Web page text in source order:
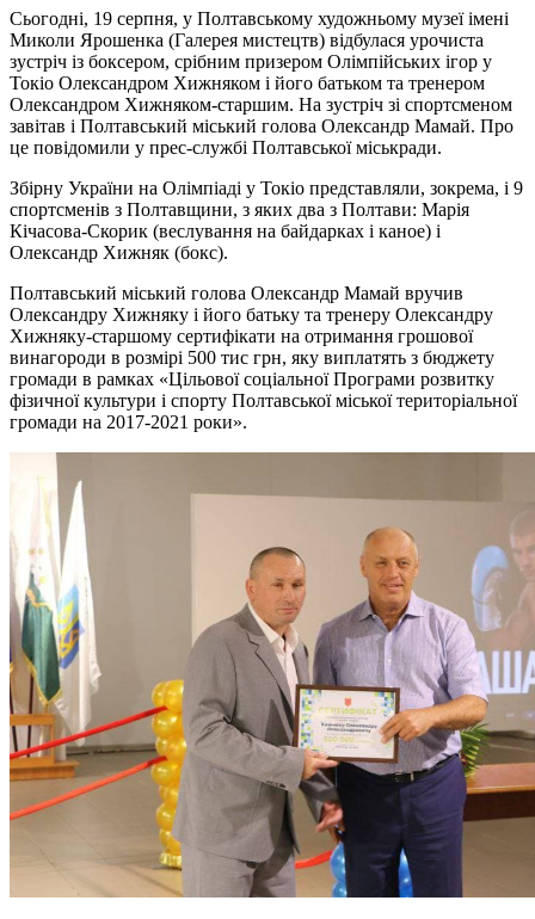
Сьогодні, 19 серпня, у Полтавському художньому музеї імені
Миколи Ярошенка (Галерея мистецтв) відбулася урочиста
зустріч із боксером, срібним призером Олімпійських ігор у
Токіо Олександром Хижняком і його батьком та тренером
Олександром Хижняком-старшим. На зустріч зі спортсменом
завітав і Полтавський міський голова Олександр Мамай. Про
це повідомили у прес-службі Полтавської міськради.
Збірну України на Олімпіаді у Токіо представляли, зокрема, і 9
спортсменів з Полтавщини, з яких два з Полтави: Марія
Кічасова-Скорик (веслування на байдарках і каное) і
Олександр Хижняк (бокс).
Полтавський міський голова Олександр Мамай вручив
Олександру Хижняку і його батьку та тренеру Олександру
Хижняку-старшому сертифікати на отримання грошової
винагороди в розмірі 500 тис грн, яку виплатять з бюджету
громади в рамках «Цільової соціальної Програми розвитку
фізичної культури і спорту Полтавської міської територіальної
громади на 2017-2021 роки».